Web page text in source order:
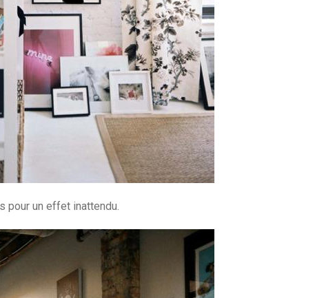
pour un effet inattendu.